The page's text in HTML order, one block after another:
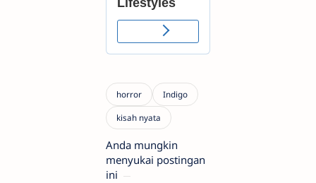
Anda mungkin
menyukai postingan
ini